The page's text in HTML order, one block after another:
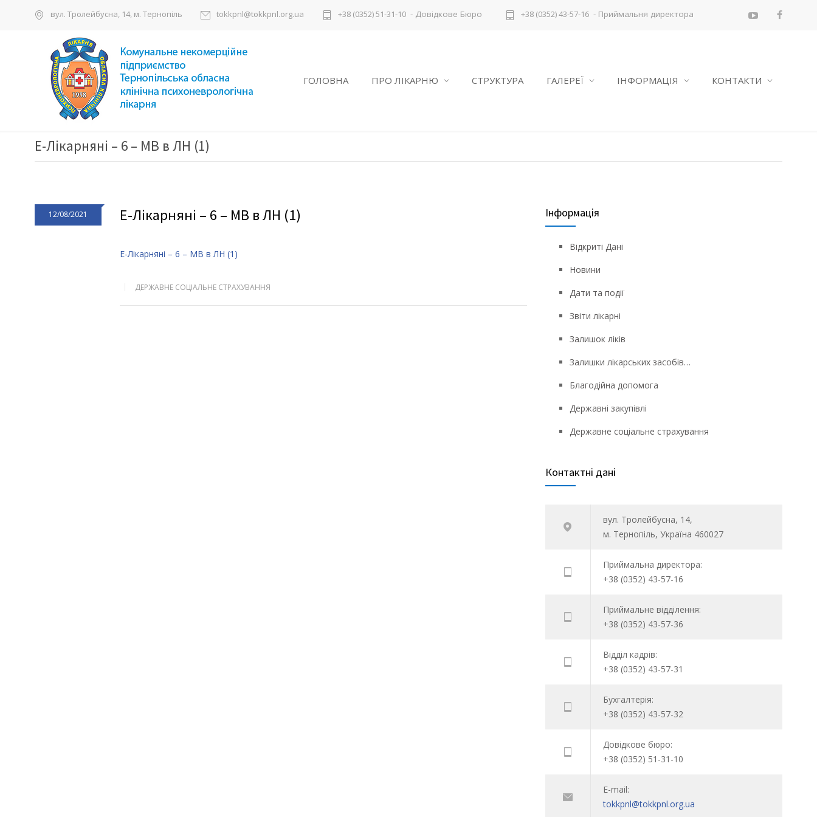
вул. Тролейбусна, 14, м. Тернопіль tokkpnl@tokkpnl.org.ua +38 (0352) 51-31-10 - Довідкове Бюро +38 (0352) 43-57-16 - Приймальня директора
ГОЛОВНА ПРО ЛІКАРНЮ СТРУКТУРА ГАЛЕРЕЇ ІНФОРМАЦІЯ КОНТАКТИ
Е-Лікарняні – 6 – МВ в ЛН (1)
12/08/2021 Е-Лікарняні – 6 – МВ в ЛН (1)
Е-Лікарняні – 6 – МВ в ЛН (1)
ДЕРЖАВНЕ СОЦІАЛЬНЕ СТРАХУВАННЯ
Інформація
Відкриті Дані
Новини
Дати та події
Звіти лікарні
Залишок ліків
Залишки лікарських засобів…
Благодійна допомога
Державні закупівлі
Державне соціальне страхування
Контактні дані
вул. Тролейбусна, 14,
м. Тернопіль, Україна 460027
Приймальна директора:
+38 (0352) 43-57-16
Приймальне відділення:
+38 (0352) 43-57-36
Відділ кадрів:
+38 (0352) 43-57-31
Бухгалтерія:
+38 (0352) 43-57-32
Довідкове бюро:
+38 (0352) 51-31-10
E-mail:
tokkpnl@tokkpnl.org.ua